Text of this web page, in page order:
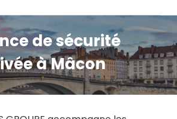
de sécurité
à Mâcon